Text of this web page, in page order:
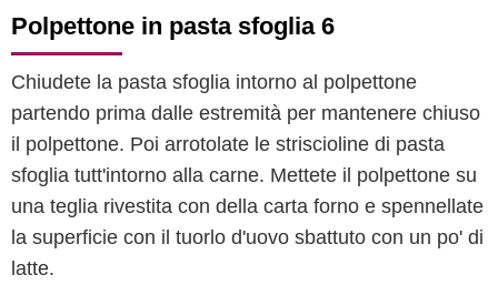
Polpettone in pasta sfoglia 6
Chiudete la pasta sfoglia intorno al polpettone
partendo prima dalle estremità per mantenere chiuso
il polpettone. Poi arrotolate le striscioline di pasta
sfoglia tutt'intorno alla carne. Mettete il polpettone su
una teglia rivestita con della carta forno e spennellate
la superficie con il tuorlo d'uovo sbattuto con un po' di
latte.